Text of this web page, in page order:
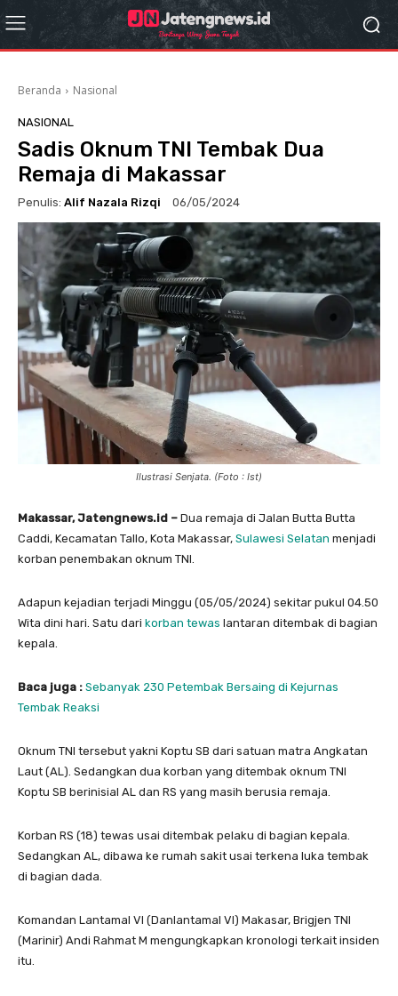
Beranda Nasional
NASIONAL
Sadis Oknum TNI Tembak Dua
Remaja di Makassar
Penulis: Alif Nazala Rizqi 06/05/2024
Ilustrasi Senjata. (Foto : Ist)
Makassar, Jatengnews.id – Dua remaja di Jalan Butta Butta
Caddi, Kecamatan Tallo, Kota Makassar, Sulawesi Selatan menjadi
korban penembakan oknum TNI.
Adapun kejadian terjadi Minggu (05/05/2024) sekitar pukul 04.50
Wita dini hari. Satu dari korban tewas lantaran ditembak di bagian
kepala.
Baca juga : Sebanyak 230 Petembak Bersaing di Kejurnas
Tembak Reaksi
Oknum TNI tersebut yakni Koptu SB dari satuan matra Angkatan
Laut (AL). Sedangkan dua korban yang ditembak oknum TNI
Koptu SB berinisial AL dan RS yang masih berusia remaja.
Korban RS (18) tewas usai ditembak pelaku di bagian kepala.
Sedangkan AL, dibawa ke rumah sakit usai terkena luka tembak
di bagian dada.
Komandan Lantamal VI (Danlantamal VI) Makasar, Brigjen TNI
(Marinir) Andi Rahmat M mengungkapkan kronologi terkait insiden
itu.